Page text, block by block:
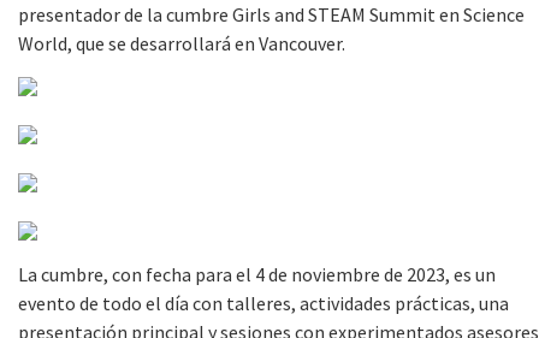
presentador de la cumbre Girls and STEAM Summit en Science
World, que se desarrollará en Vancouver.
La cumbre, con fecha para el 4 de noviembre de 2023, es un
evento de todo el día con talleres, actividades prácticas, una
presentación principal y sesiones con experimentados asesores